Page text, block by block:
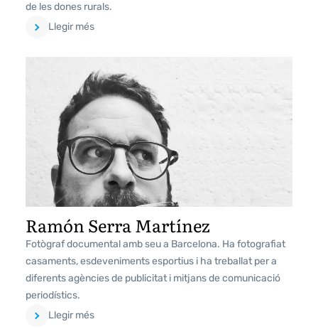
de les dones rurals.
Llegir més
Ramón Serra Martínez
Fotògraf documental amb seu a Barcelona. Ha fotografiat
casaments, esdeveniments esportius i ha treballat per a
diferents agències de publicitat i mitjans de comunicació
periodístics.
Llegir més